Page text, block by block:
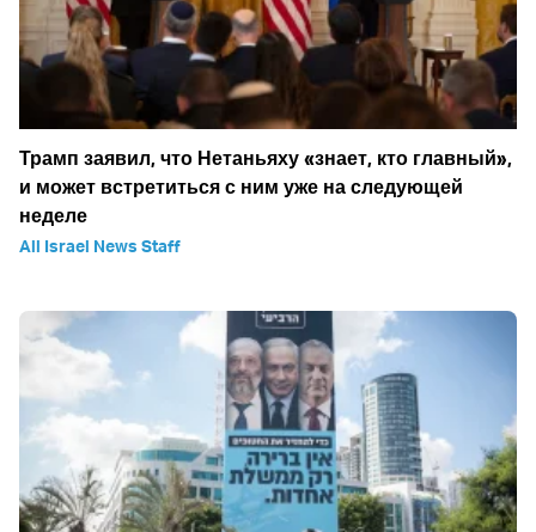
Трамп заявил, что Нетаньяху «знает, кто главный»,
и может встретиться с ним уже на следующей
неделе
All Israel News Staff